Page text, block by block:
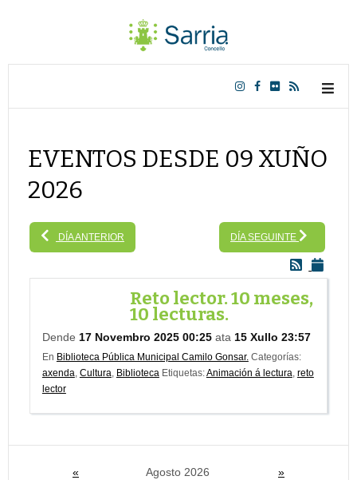
EVENTOS DESDE 09 XUÑO
2026
DÍA ANTERIOR DÍA SEGUINTE
Reto lector. 10 meses,
10 lecturas.
Dende 17 Novembro 2025 00:25 ata 15 Xullo 23:57
En Biblioteca Pública Municipal Camilo Gonsar. Categorías:
axenda, Cultura, Biblioteca Etiquetas:Animación á lectura, reto
lector
« Agosto 2026 »